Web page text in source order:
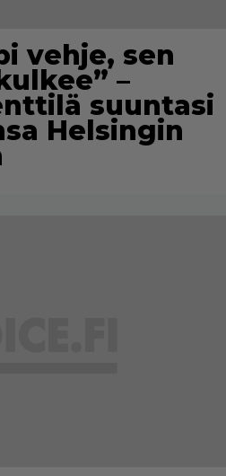
vehje, sen
–
suuntasi
Helsingin